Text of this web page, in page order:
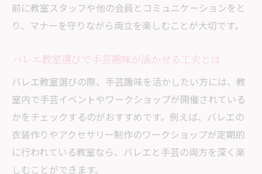
前に教室スタッフや他の会員とコミュニケーションをと
り、マナーを守りながら両立を楽しむことが大切です。
バレエ教室選びで手芸趣味が活かせる工夫とは
バレエ教室選びの際、手芸趣味を活かしたい方には、教
室内で手芸イベントやワークショップが開催されている
かをチェックするのがおすすめです。例えば、バレエの
衣装作りやアクセサリー制作のワークショップが定期的
に行われている教室なら、バレエと手芸の両方を深く楽
しむことができます。